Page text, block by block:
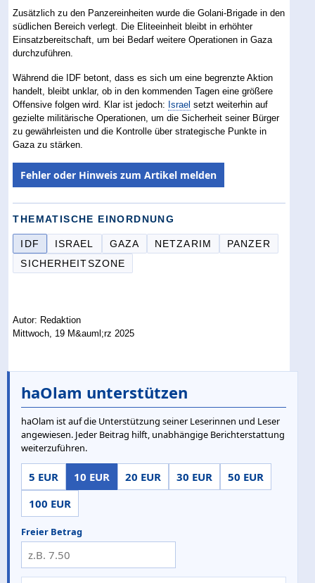
Zusätzlich zu den Panzereinheiten wurde die Golani-Brigade in den
südlichen Bereich verlegt. Die Eliteeinheit bleibt in erhöhter
Einsatzbereitschaft, um bei Bedarf weitere Operationen in Gaza
durchzuführen.
Während die IDF betont, dass es sich um eine begrenzte Aktion
handelt, bleibt unklar, ob in den kommenden Tagen eine größere
Offensive folgen wird. Klar ist jedoch: Israel setzt weiterhin auf
gezielte militärische Operationen, um die Sicherheit seiner Bürger
zu gewährleisten und die Kontrolle über strategische Punkte in
Gaza zu stärken.
Fehler oder Hinweis zum Artikel melden
THEMATISCHE EINORDNUNG
IDF ISRAEL GAZA NETZARIM
PANZER
SICHERHEITSZONE
Autor: Redaktion
Mittwoch, 19 M&auml;rz 2025
haOlam unterstützen
haOlam ist auf die Unterstützung seiner Leserinnen und Leser
angewiesen. Jeder Beitrag hilft, unabhängige Berichterstattung
weiterzuführen.
5 EUR 10 EUR 20 EUR 30 EUR
50 EUR
100 EUR
Freier Betrag